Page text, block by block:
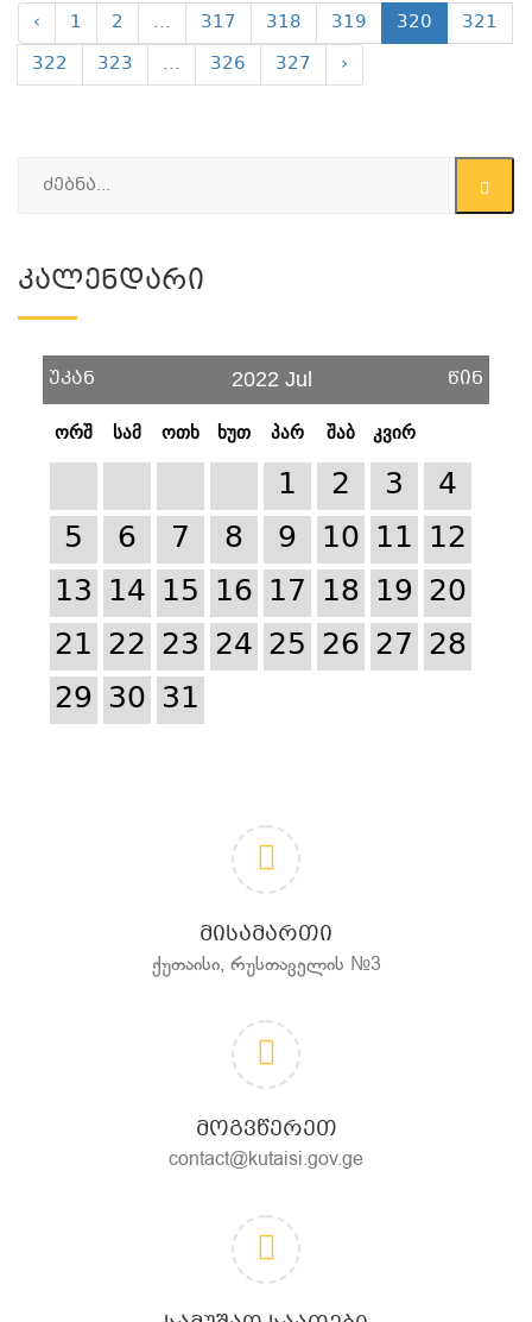
‹ 1 2 ... 317 318 319 320
321
322
323 ... 326 327 ›
Კალენდარი
უკან 2022 Jul წინ
ორშ სამ ოთხ ხუთ პარ შაბ კვირ
1 2 3
4
5
6 7 8 9 10 11 12
13 14 15 16 17 18 19 20
21 22 23 24 25 26 27 28
29 30 31
ᲛᲘᲡᲐᲛᲐᲠᲗᲘ
ქუთაისი, რუსთაველის №3
ᲛᲝᲒᲕᲬᲔᲠᲔᲗ
contact@kutaisi.gov.ge